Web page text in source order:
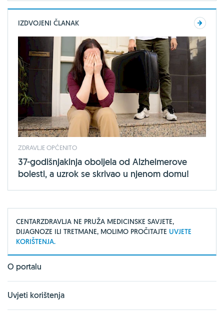
IZDVOJENI ČLANAK
ZDRAVLJE OPĆENITO
37-godišnjakinja oboljela od Alzheimerove
bolesti, a uzrok se skrivao u njenom domu!
CENTARZDRAVLJA NE PRUŽA MEDICINSKE SAVJETE,
DIJAGNOZE ILI TRETMANE, MOLIMO PROČITAJTE UVJETE
KORIŠTENJA.
O portalu
Uvjeti korištenja